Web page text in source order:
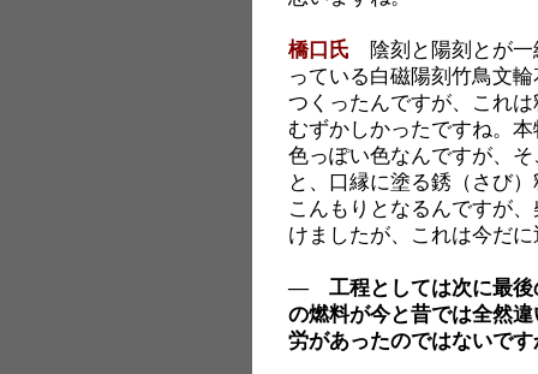
橋口氏 陰刻と陽刻とが一
っている白磁陽刻竹鳥文
つくったんですが、これは
むずかしかったですね。
色っぽい色なんですが、
と、口縁に塗る銹（さび
こんもりとなるんですが
けましたが、これは今だ
― 工程としては次に最後
の燃料が今と昔では全然
労があったのではないです